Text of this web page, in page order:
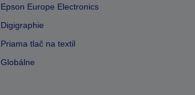
Epson Europe Electronics
Digigraphie
Priama tlač na textil
Globálne